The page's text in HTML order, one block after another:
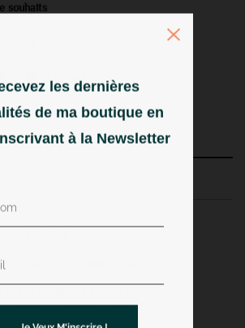
souhaits
résistant.
dans une boite cadeau.
les couleurs sont à définir par
car chaque pièce est unique.
de ma boutique en